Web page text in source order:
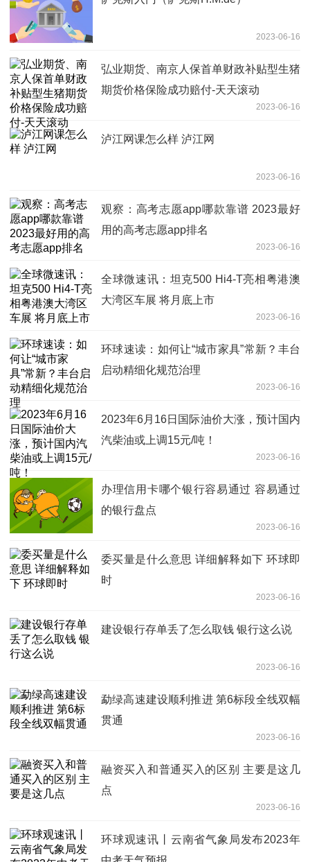
2023-06-16
弘业期货、南京人保首单财政补贴型生猪
期货价格保险成功赔付-天天滚动
2023-06-16
泸江网课怎么样 泸江网
2023-06-16
观察：高考志愿app哪款靠谱 2023最好
用的高考志愿app排名
2023-06-16
全球微速讯：坦克500 Hi4-T亮相粤港澳
大湾区车展 将月底上市
2023-06-16
环球速读：如何让“城市家具”常新？丰台
启动精细化规范治理
2023-06-16
2023年6月16日国际油价大涨，预计国内
汽柴油或上调15元/吨！
2023-06-16
办理信用卡哪个银行容易通过 容易通过
的银行盘点
2023-06-16
委买量是什么意思 详细解释如下 环球即
时
2023-06-16
建设银行存单丢了怎么取钱 银行这么说
2023-06-16
勐绿高速建设顺利推进 第6标段全线双幅
贯通
2023-06-16
融资买入和普通买入的区别 主要是这几
点
2023-06-16
环球观速讯丨云南省气象局发布2023年